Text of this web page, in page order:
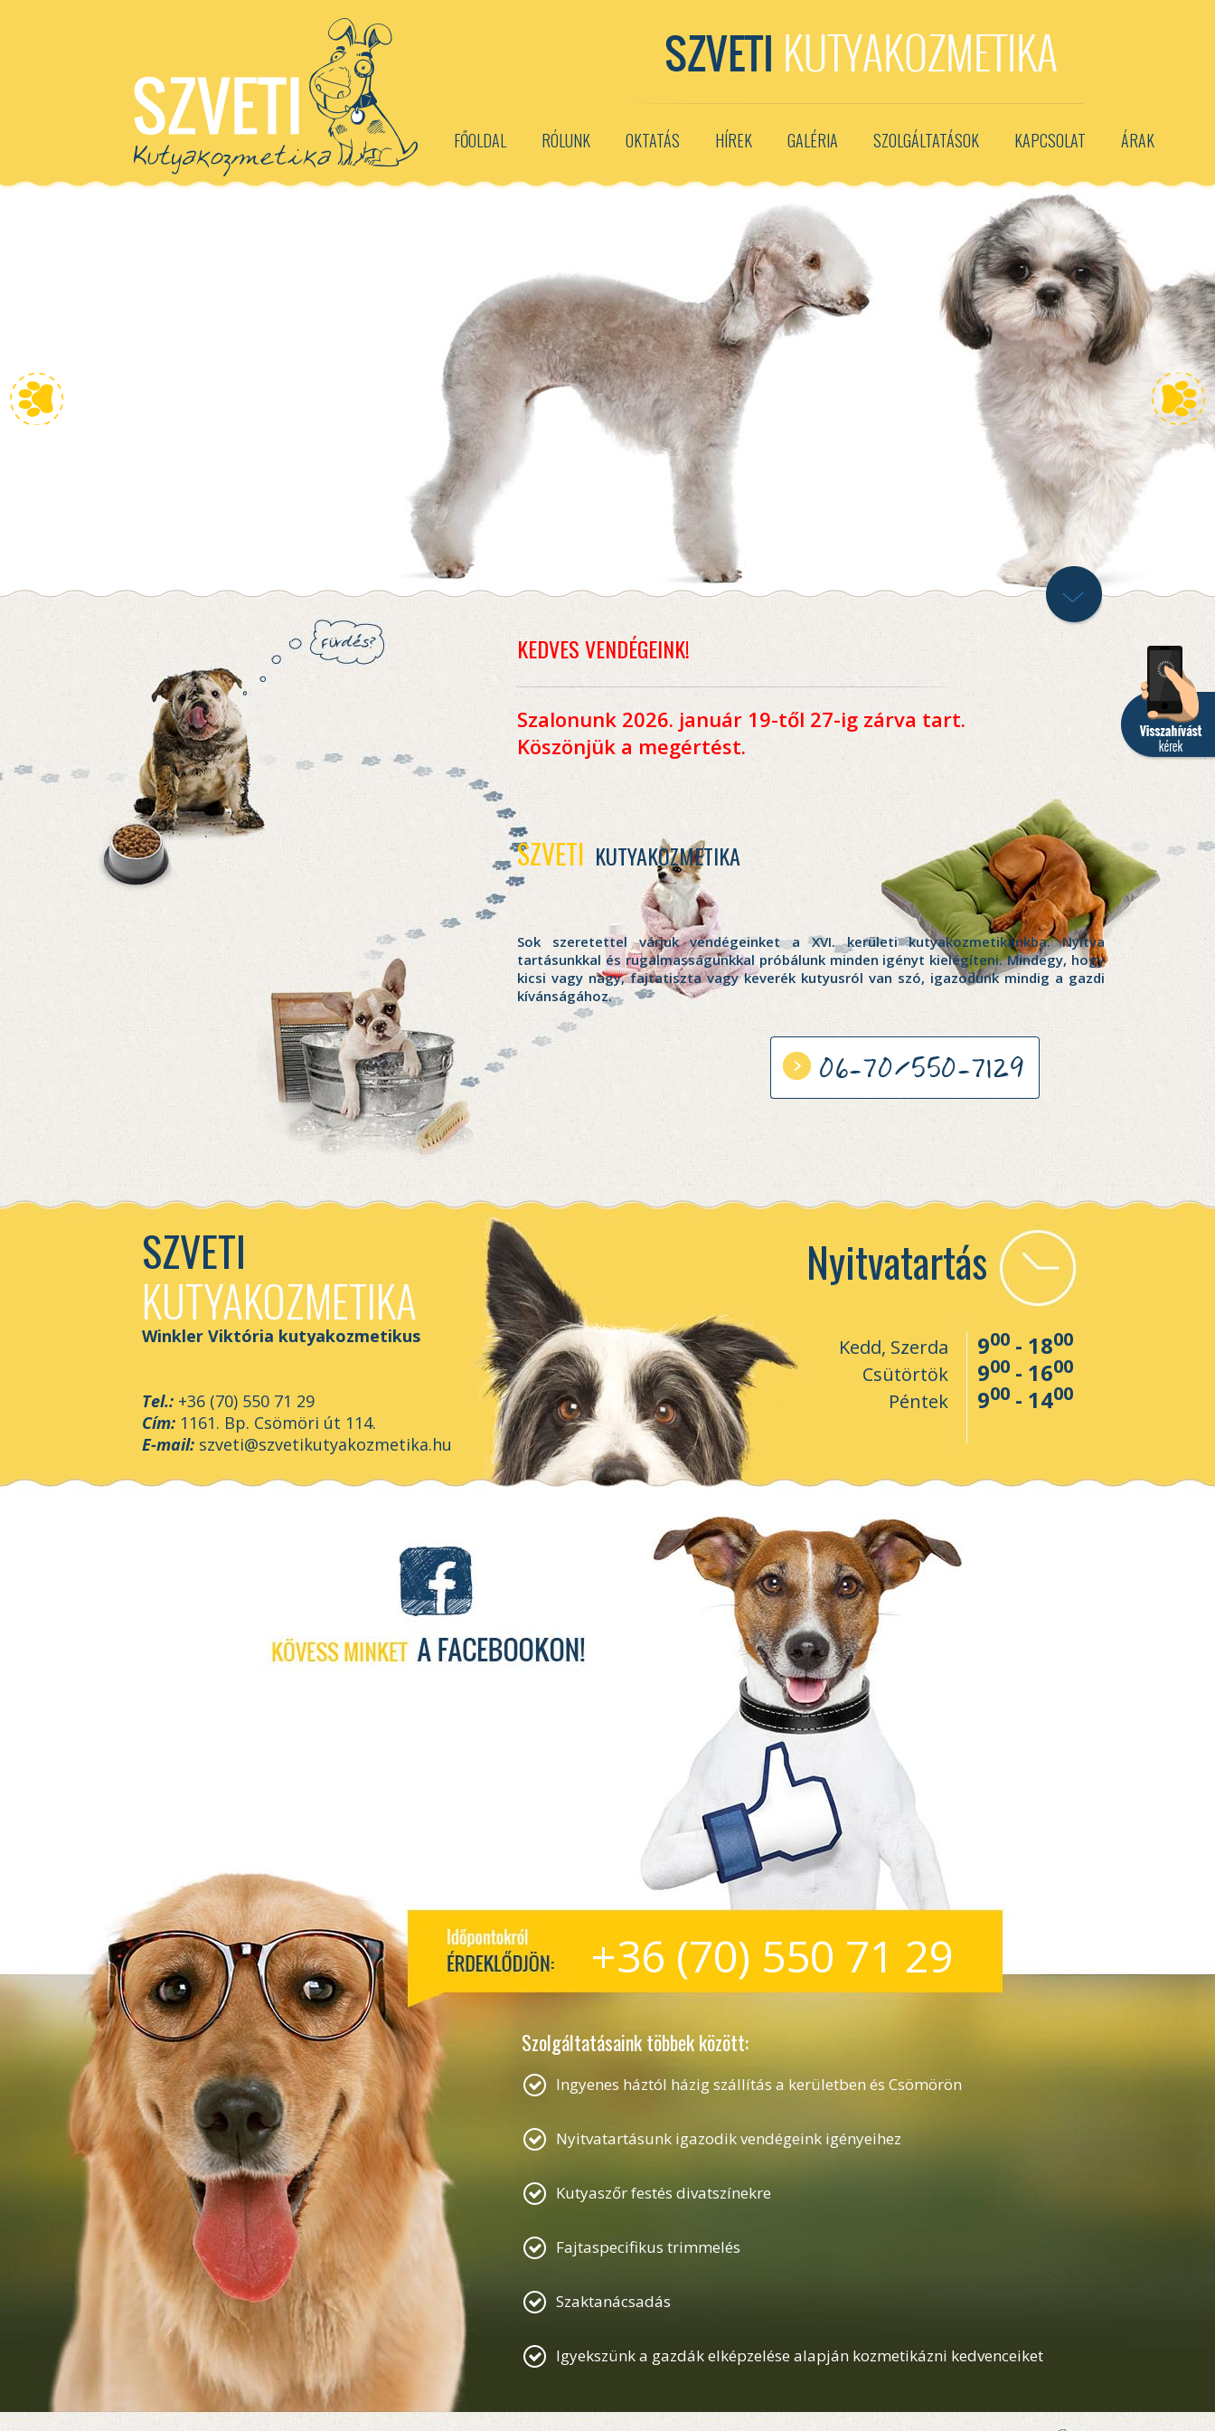
FŐOLDAL RÓLUNK OKTATÁS HÍREK GALÉRIA SZOLGÁLTATÁSOK KAPCSOLAT ÁRAK
TRIMMELÉS KREATÍV FRIZURÁK
SZAKTANÁCSADÁS
KEDVES VENDÉGEINK!
Szalonunk 2026. január 19-től 27-ig zárva tart.
Köszönjük a megértést.
SZVETI KUTYAKOZMETIKA
Sok szeretettel várjuk vendégeinket a XVI. kerületi kutyakozmetikánkba. Nyitva
tartásunkkal és rugalmasságunkkal próbálunk minden igényt kielégíteni. Mindegy, hogy
kicsi vagy nagy, fajtatiszta vagy keverék kutyusról van szó, igazodunk mindig a gazdi
kívánságához.
SZVETI
KUTYAKOZMETIKA
Winkler Viktória kutyakozmetikus
Tel.: +36 (70) 550 71 29
Cím: 1161. Bp. Csömöri út 114.
E-mail: szveti@szvetikutyakozmetika.hu
Nyitvatartás
Kedd, Szerda 900 - 1800
Csütörtök
900 - 1600
Péntek
900 - 1400
+36 (70) 550 71 29
Szolgáltatásaink többek között:
Ingyenes háztól házig szállítás a kerületben és Csömörön
Nyitvatartásunk igazodik vendégeink igényeihez
Kutyaszőr festés divatszínekre
Fajtaspecifikus trimmelés
Szaktanácsadás
Igyekszünk a gazdák elképzelése alapján kozmetikázni kedvenceiket